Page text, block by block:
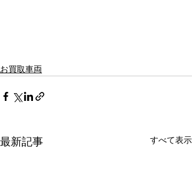
お買取車両
最新記事 すべて表示